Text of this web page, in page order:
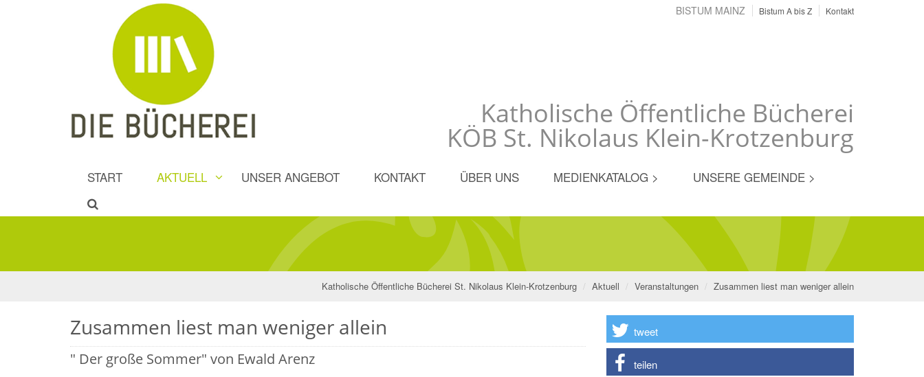
Katholische Öffentliche Bücherei
KÖB St. Nikolaus Klein-Krotzenburg
BISTUM MAINZ Bistum A bis Z Kontakt
START AKTUELL UNSER ANGEBOT KONTAKT ÜBER UNS MEDIENKATALOG > UNSERE GEMEINDE >
Katholische Öffentliche Bücherei St. Nikolaus Klein-Krotzenburg Aktuell Veranstaltungen Zusammen liest man weniger allein
Zusammen liest man weniger allein
" Der große Sommer" von Ewald Arenz
tweet
teilen